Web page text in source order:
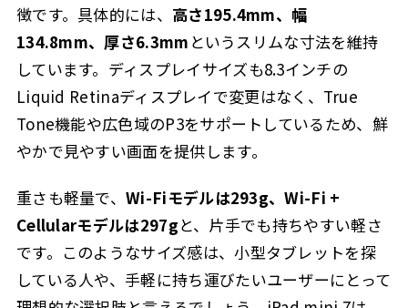
徴です。具体的には、 高さ195.4mm、幅
134.8mm、厚さ6.3mm というスリムな寸法を維持
しています。ディスプレイサイズも8.3インチの
Liquid Retinaディスプレイで変更はなく、True
Tone機能や広色域のP3をサポートしているため、鮮
やかで見やすい画面を提供します。
重さも軽量で、Wi-Fiモデルは293g、Wi-Fi +
Cellularモデルは297gと、片手でも持ちやすい軽さ
です。このようなサイズ感は、小型タブレットを探
している人や、手軽に持ち運びたいユーザーにとって